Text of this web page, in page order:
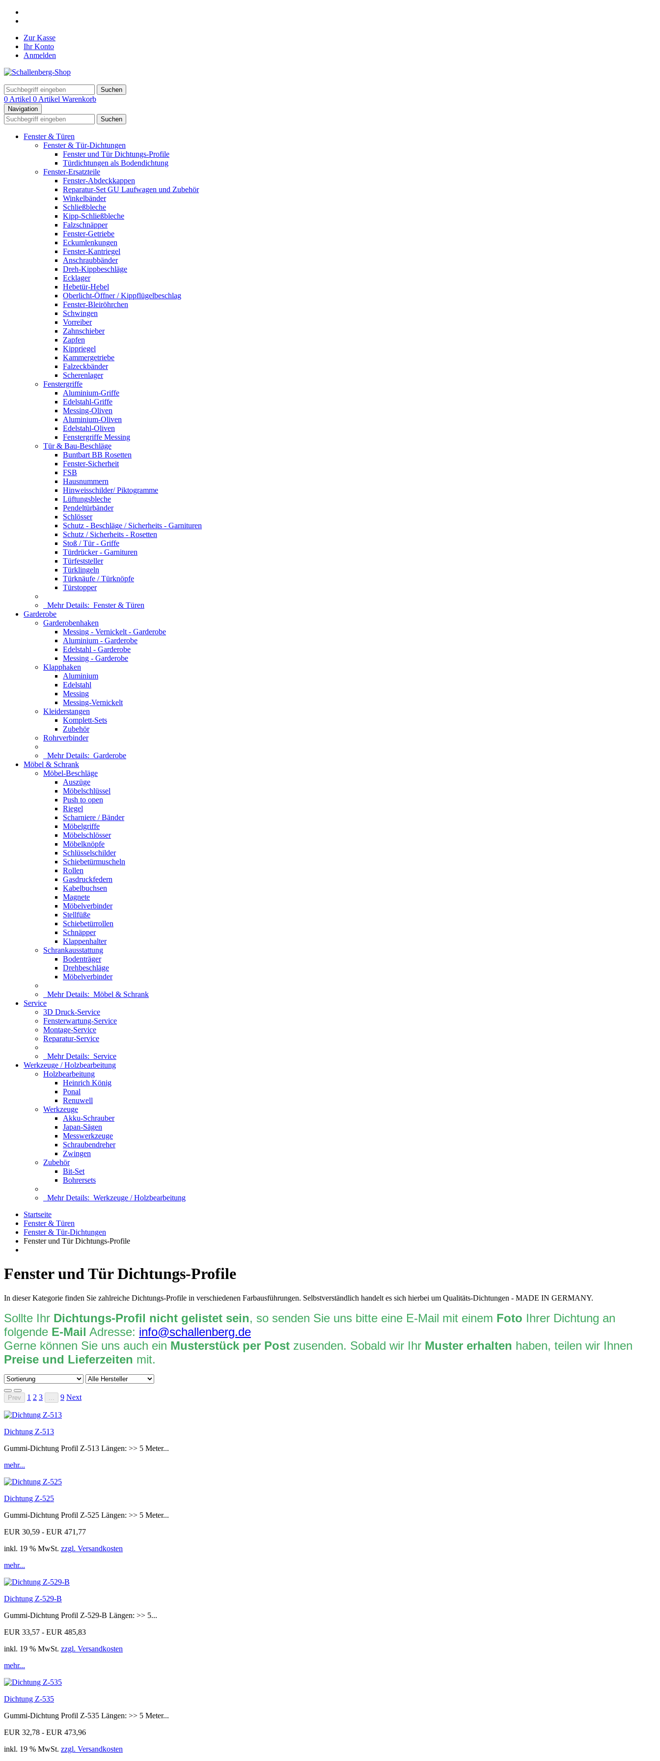
Zur Kasse
Ihr Konto
Anmelden
Suchen
0 Artikel 0 Artikel Warenkorb
Navigation
Suchen
Fenster & Türen
Fenster & Tür-Dichtungen
Fenster und Tür Dichtungs-Profile
Türdichtungen als Bodendichtung
Fenster-Ersatzteile
Fenster-Abdeckkappen
Reparatur-Set GU Laufwagen und Zubehör
Winkelbänder
Schließbleche
Kipp-Schließbleche
Falzschnäpper
Fenster-Getriebe
Eckumlenkungen
Fenster-Kantriegel
Anschraubbänder
Dreh-Kippbeschläge
Ecklager
Hebetür-Hebel
Oberlicht-Öffner / Kippflügelbeschlag
Fenster-Bleiröhrchen
Schwingen
Vorreiber
Zahnschieber
Zapfen
Kippriegel
Kammergetriebe
Falzeckbänder
Scherenlager
Fenstergriffe
Aluminium-Griffe
Edelstahl-Griffe
Messing-Oliven
Aluminium-Oliven
Edelstahl-Oliven
Fenstergriffe Messing
Tür & Bau-Beschläge
Buntbart BB Rosetten
Fenster-Sicherheit
FSB
Hausnummern
Hinweisschilder/ Piktogramme
Lüftungsbleche
Pendeltürbänder
Schlösser
Schutz - Beschläge / Sicherheits - Garnituren
Schutz / Sicherheits - Rosetten
Stoß / Tür - Griffe
Türdrücker - Garnituren
Türfeststeller
Türklingeln
Türknäufe / Türknöpfe
Türstopper
Mehr Details: Fenster & Türen
Garderobe
Garderobenhaken
Messing - Vernickelt - Garderobe
Aluminium - Garderobe
Edelstahl - Garderobe
Messing - Garderobe
Klapphaken
Aluminium
Edelstahl
Messing
Messing-Vernickelt
Kleiderstangen
Komplett-Sets
Zubehör
Rohrverbinder
Mehr Details: Garderobe
Möbel & Schrank
Möbel-Beschläge
Auszüge
Möbelschlüssel
Push to open
Riegel
Scharniere / Bänder
Möbelgriffe
Möbelschlösser
Möbelknöpfe
Schlüsselschilder
Schiebetürmuscheln
Rollen
Gasdruckfedern
Kabelbuchsen
Magnete
Möbelverbinder
Stellfüße
Schiebetürrollen
Schnäpper
Klappenhalter
Schrankausstattung
Bodenträger
Drehbeschläge
Möbelverbinder
Mehr Details: Möbel & Schrank
Service
3D Druck-Service
Fensterwartung-Service
Montage-Service
Reparatur-Service
Mehr Details: Service
Werkzeuge / Holzbearbeitung
Holzbearbeitung
Heinrich König
Ponal
Renuwell
Werkzeuge
Akku-Schrauber
Japan-Sägen
Messwerkzeuge
Schraubendreher
Zwingen
Zubehör
Bit-Set
Bohrersets
Mehr Details: Werkzeuge / Holzbearbeitung
Startseite
Fenster & Türen
Fenster & Tür-Dichtungen
Fenster und Tür Dichtungs-Profile
Fenster und Tür Dichtungs-Profile
In dieser Kategorie finden Sie zahlreiche Dichtungs-Profile in verschiedenen Farbausführungen. Selbstverständlich handelt es sich hierbei um Qualitäts-Dichtungen - MADE IN GERMANY.
Sollte Ihr Dichtungs-Profil nicht gelistet sein, so senden Sie uns bitte eine E-Mail mit einem Foto Ihrer Dichtung an
folgende E-Mail Adresse: info@schallenberg.de
Gerne können Sie uns auch ein Musterstück per Post zusenden. Sobald wir Ihr Muster erhalten haben, teilen wir Ihnen
Preise und Lieferzeiten mit.
Prev 1 2 3 9 Next
Dichtung Z-513
Gummi-Dichtung Profil Z-513 Längen: >> 5 Meter...
mehr...
Dichtung Z-525
Gummi-Dichtung Profil Z-525 Längen: >> 5 Meter...
EUR 30,59 - EUR 471,77
inkl. 19 % MwSt. zzgl. Versandkosten
mehr...
Dichtung Z-529-B
Gummi-Dichtung Profil Z-529-B Längen: >> 5...
EUR 33,57 - EUR 485,83
inkl. 19 % MwSt. zzgl. Versandkosten
mehr...
Dichtung Z-535
Gummi-Dichtung Profil Z-535 Längen: >> 5 Meter...
EUR 32,78 - EUR 473,96
inkl. 19 % MwSt. zzgl. Versandkosten